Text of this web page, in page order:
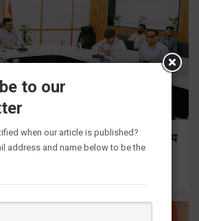
का निर्माण कार्य नियमित समय
दिए
to our
when our article is published?
address and name below to be the